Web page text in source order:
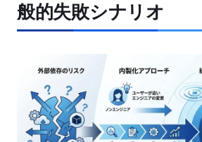
般的失敗シナリオ